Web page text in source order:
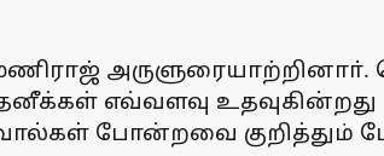
எவ்வளவு உதவுகின்றது
போன்றவை குறித்தும்